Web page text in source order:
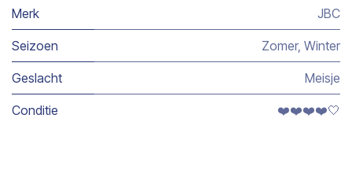
Merk JBC
Seizoen Zomer, Winter
Geslacht Meisje
Conditie ❤️❤️❤️❤️🤍